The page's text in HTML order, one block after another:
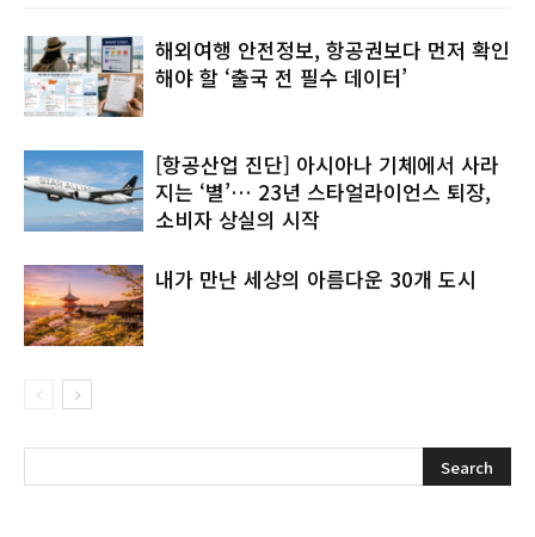
해외여행 안전정보, 항공권보다 먼저 확인
해야 할 ‘출국 전 필수 데이터’
[항공산업 진단] 아시아나 기체에서 사라
지는 ‘별’… 23년 스타얼라이언스 퇴장,
소비자 상실의 시작
내가 만난 세상의 아름다운 30개 도시